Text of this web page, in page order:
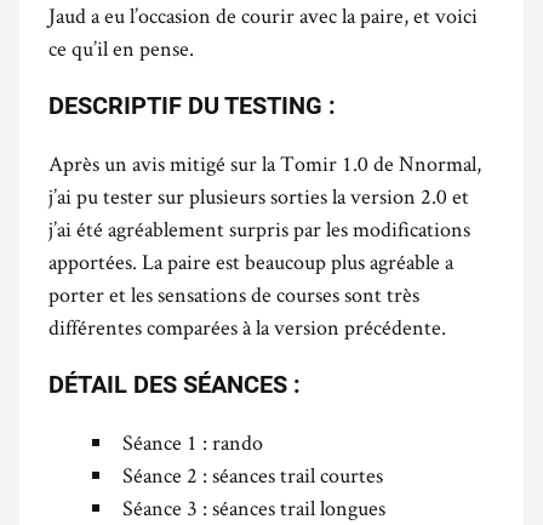
Jaud a eu l’occasion de courir avec la paire, et voici
ce qu’il en pense.
DESCRIPTIF DU TESTING :
Après un avis mitigé sur la Tomir 1.0 de Nnormal,
j’ai pu tester sur plusieurs sorties la version 2.0 et
j’ai été agréablement surpris par les modifications
apportées. La paire est beaucoup plus agréable a
porter et les sensations de courses sont très
différentes comparées à la version précédente.
DÉTAIL DES SÉANCES :
Séance 1 : rando
Séance 2 : séances trail courtes
Séance 3 : séances trail longues